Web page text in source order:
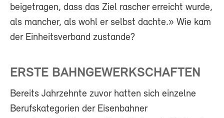
beigetragen, dass das Ziel rascher erreicht wurde,
als mancher, als wohl er selbst dachte.» Wie kam
der Einheitsverband zustande?
ERSTE BAHNGEWERKSCHAFTEN
Bereits Jahrzehnte zuvor hatten sich einzelne
Berufskategorien der Eisenbahner